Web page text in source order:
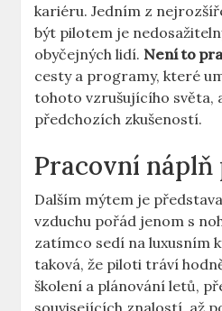
kariéru. Jedním ⁤z
být⁣ pilotem je
obyčejných lidí. Není⁤ to
cesty a programy, které⁣
tohoto vzrušujícího světa,
předchozích‍ zkušeností.
Pracovní náplň
Dalším mýtem je
vzduchu pořád jenom s
zatímco sedí⁣ na luxusním
⁤taková, že piloti ​tráví
školení a plánování ‌letů,